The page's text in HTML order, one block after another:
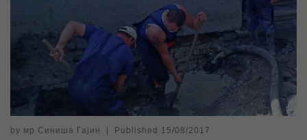
by мр Синиша Гајин Published 15/08/2017